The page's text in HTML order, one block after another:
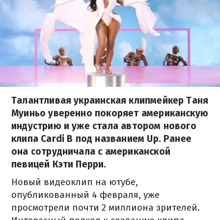
Талантливая украинская клипмейкер Таня
Муиньо уверенно покоряет американскую
индустрию и уже стала автором нового
клипа Cardi B под названием Up. Ранее
она сотрудничала с американской
певицей Кэти Перри.
Новый видеоклип на ютубе,
опубликованный 4 февраля, уже
просмотрели почти 2 миллиона зрителей.